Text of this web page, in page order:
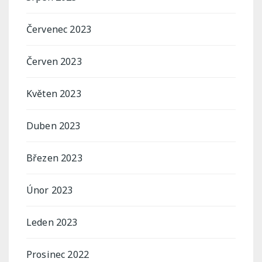
Červenec 2023
Červen 2023
Květen 2023
Duben 2023
Březen 2023
Únor 2023
Leden 2023
Prosinec 2022